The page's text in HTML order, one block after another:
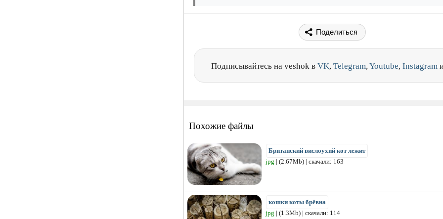
Поделиться
Подписывайтесь на veshok в VK, Telegram, Youtube, Instagram
Похожие файлы
Британский вислоухий кот лежит
jpg | (2.67Mb) | скачали: 163
кошки коты брёвна
jpg | (1.3Mb) | скачали: 114